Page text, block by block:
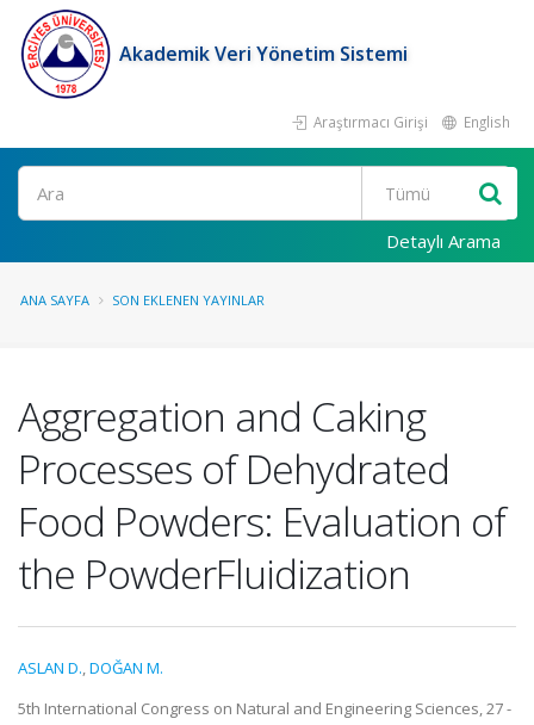
Akademik Veri Yönetim Sistemi
Araştırmacı Girişi English
Ara
Detaylı Arama
ANA SAYFA SON EKLENEN YAYINLAR
Aggregation and Caking
Processes of Dehydrated
Food Powders: Evaluation of
the PowderFluidization
ASLAN D.,DOĞAN M.
5th International Congress on Natural and Engineering Sciences, 27 -